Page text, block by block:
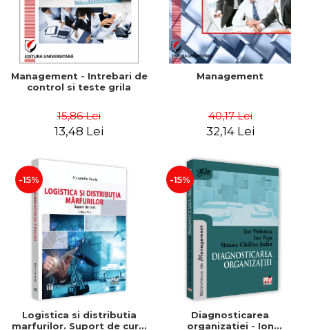
Management - Intrebari de
control si teste grila
15,86 Lei
13,48 Lei
Management
40,17 Lei
32,14 Lei
-15%
Logistica si distributia
marfurilor. Suport de curs.
-15%
Diagnosticarea
organizatiei - Ion